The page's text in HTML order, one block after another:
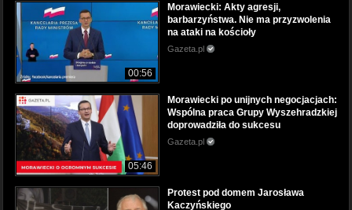
00:56
Morawiecki: Akty agresji,
barbarzyństwa. Nie ma przyzwolenia
na ataki na kościoły
Gazeta.pl
05:46
Morawiecki po unijnych negocjacjach:
Wspólna praca Grupy Wyszehradzkiej
doprowadziła do sukcesu
Gazeta.pl
Protest pod domem Jarosława
Kaczyńskiego